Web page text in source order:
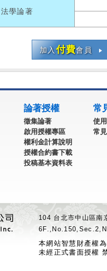
法學論著
加入付費會員
論著授權
徵集論著
啟用授權專區
權利金計算說明
授權合約書下載
投稿基本資料表
常
使
常
104 台北市中山區
本網站智慧財產權
未經正式書面授權